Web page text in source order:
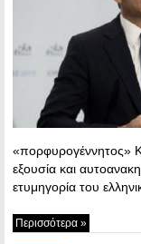
«πορφυρογέννητος»
εξουσία και
ετυμηγορία του
Περισσότερα »